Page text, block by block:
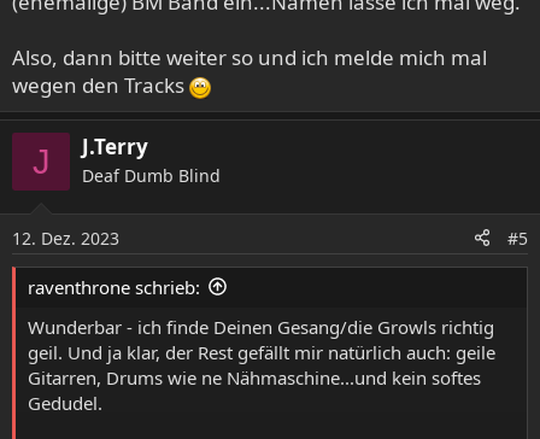
Also, dann bitte weiter so und ich melde mich mal
wegen den Tracks
J J.Terry
Deaf Dumb Blind
12. Dez. 2023 #5
raventhrone schrieb:
Wunderbar - ich finde Deinen Gesang/die Growls richtig
geil. Und ja klar, der Rest gefällt mir natürlich auch: geile
Gitarren, Drums wie ne Nähmaschine...und kein softes
Gedudel.